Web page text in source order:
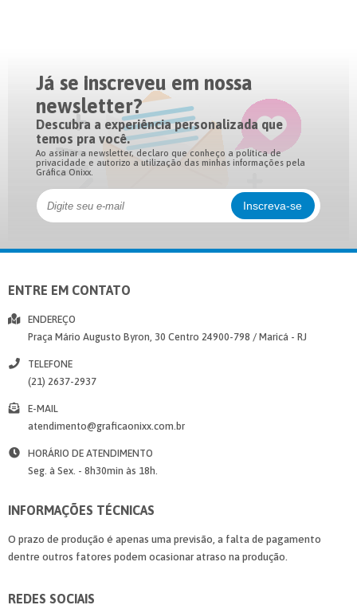
Já se inscreveu em nossa
newsletter?
Descubra a experiência personalizada que
temos pra você.
Ao assinar a newsletter, declaro que conheço a política de
privacidade e autorizo a utilização das minhas informações pela
Gráfica Onixx.
ENTRE EM CONTATO
ENDEREÇO
Praça Mário Augusto Byron, 30 Centro 24900-798 / Maricá - RJ
TELEFONE
(21) 2637-2937
E-MAIL
atendimento@graficaonixx.com.br
HORÁRIO DE ATENDIMENTO
Seg. à Sex. - 8h30min às 18h.
INFORMAÇÕES TÉCNICAS
O prazo de produção é apenas uma previsão, a falta de pagamento
dentre outros fatores podem ocasionar atraso na produção.
REDES SOCIAIS